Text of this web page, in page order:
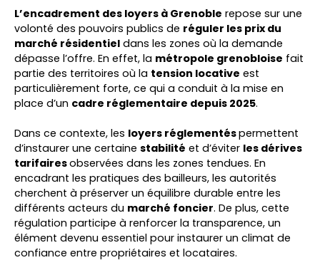
L’encadrement des loyers à Grenoble repose sur une
volonté des pouvoirs publics de réguler les prix du
marché résidentiel dans les zones où la demande
dépasse l’offre. En effet, la métropole grenobloise fait
partie des territoires où la tension locative est
particulièrement forte, ce qui a conduit à la mise en
place d’un cadre réglementaire depuis 2025.
Dans ce contexte, les loyers réglementéspermettent
d’instaurer une certaine stabilité et d’éviter les dérives
tarifairesobservées dans les zones tendues. En
encadrant les pratiques des bailleurs, les autorités
cherchent à préserver un équilibre durable entre les
différents acteurs du marché foncier. De plus, cette
régulation participe à renforcer la transparence, un
élément devenu essentiel pour instaurer un climat de
confiance entre propriétaires et locataires.